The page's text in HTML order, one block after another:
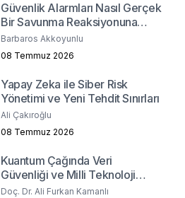
Güvenlik Alarmları Nasıl Gerçek
Bir Savunma Reaksiyonuna
Dönüşür ?
Barbaros Akkoyunlu
08 Temmuz 2026
Yapay Zeka ile Siber Risk
Yönetimi ve Yeni Tehdit Sınırları
Ali Çakıroğlu
08 Temmuz 2026
Kuantum Çağında Veri
Güvenliği ve Milli Teknoloji
Geliştirme Stratejileri
Doç. Dr. Ali Furkan Kamanlı